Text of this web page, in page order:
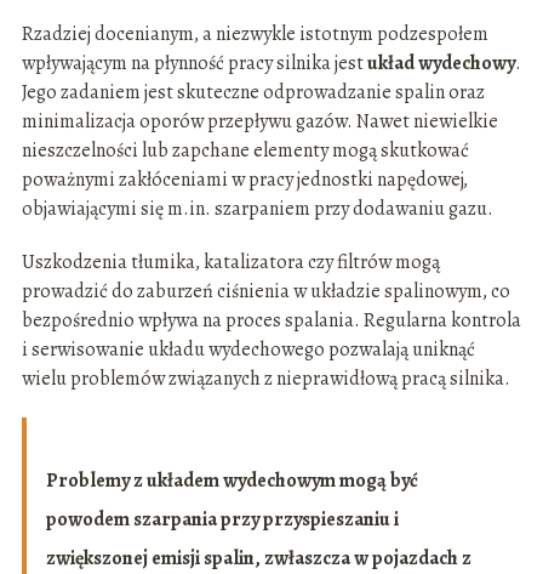
Rzadziej docenianym, a niezwykle istotnym podzespołem
wpływającym na płynność pracy silnika jestukład wydechowy.
Jego zadaniem jest skuteczne odprowadzanie spalin oraz
minimalizacja oporów przepływu gazów. Nawet niewielkie
nieszczelności lub zapchane elementy mogą skutkować
poważnymi zakłóceniami w pracy jednostki napędowej,
objawiającymi się m.in. szarpaniem przy dodawaniu gazu.
Uszkodzenia tłumika, katalizatora czy filtrów mogą
prowadzić do zaburzeń ciśnienia w układzie spalinowym, co
bezpośrednio wpływa na proces spalania. Regularna kontrola
i serwisowanie układu wydechowego pozwalają uniknąć
wielu problemów związanych z nieprawidłową pracą silnika.
Problemy z układem wydechowym mogą być
powodem szarpania przy przyspieszaniu i
zwiększonej emisji spalin, zwłaszcza w pojazdach z